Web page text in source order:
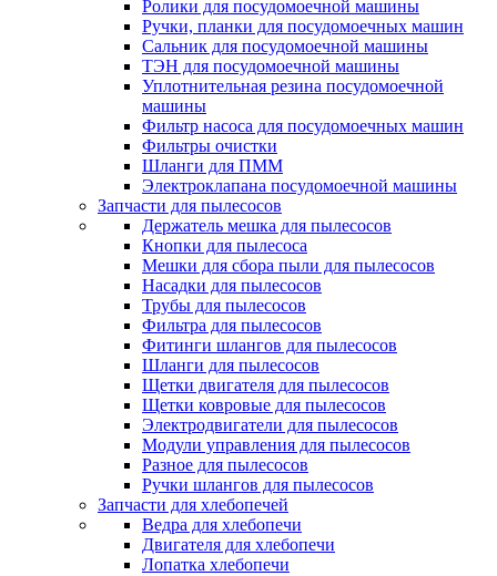
Ролики для посудомоечной машины
Ручки, планки для посудомоечных машин
Сальник для посудомоечной машины
ТЭН для посудомоечной машины
Уплотнительная резина посудомоечной
машины
Фильтр насоса для посудомоечных машин
Фильтры очистки
Шланги для ПММ
Электроклапана посудомоечной машины
Запчасти для пылесосов
Держатель мешка для пылесосов
Кнопки для пылесоса
Мешки для сбора пыли для пылесосов
Насадки для пылесосов
Трубы для пылесосов
Фильтра для пылесосов
Фитинги шлангов для пылесосов
Шланги для пылесосов
Щетки двигателя для пылесосов
Щетки ковровые для пылесосов
Электродвигатели для пылесосов
Модули управления для пылесосов
Разное для пылесосов
Ручки шлангов для пылесосов
Запчасти для хлебопечей
Ведра для хлебопечи
Двигателя для хлебопечи
Лопатка хлебопечи